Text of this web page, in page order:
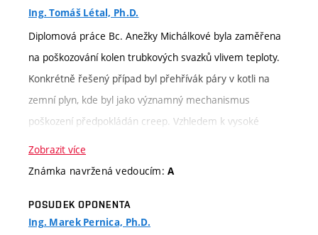
Ing. Tomáš Létal, Ph.D.
Diplomová práce Bc. Anežky Michálkové byla zaměřena
na poškozování kolen trubkových svazků vlivem teploty.
Konkrétně řešený případ byl přehřívák páry v kotli na
zemní plyn, kde byl jako významný mechanismus
poškození předpokládán creep. Vzhledem k vysoké
První kapitola práce je z velké části věnována
numerickým simulacím proudění (CFD) a vedení tepla a
Zobrazit více
Známka navržená vedoucím:A
POSUDEK OPONENTA
Ing. Marek Pernica, Ph.D.